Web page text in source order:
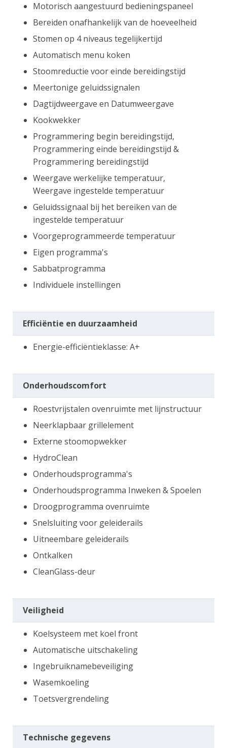
Motorisch aangestuurd bedieningspaneel
Bereiden onafhankelijk van de hoeveelheid
Stomen op 4 niveaus tegelijkertijd
Automatisch menu koken
Stoomreductie voor einde bereidingstijd
Meertonige geluidssignalen
Dagtijdweergave en Datumweergave
Kookwekker
Programmering begin bereidingstijd,
Programmering einde bereidingstijd &
Programmering bereidingstijd
Weergave werkelijke temperatuur,
Weergave ingestelde temperatuur
Geluidssignaal bij het bereiken van de
ingestelde temperatuur
Voorgeprogrammeerde temperatuur
Eigen programma's
Sabbatprogramma
Individuele instellingen
Efficiëntie en duurzaamheid
Energie-efficiëntieklasse: A+
Onderhoudscomfort
Roestvrijstalen ovenruimte met lijnstructuur
Neerklapbaar grillelement
Externe stoomopwekker
HydroClean
Onderhoudsprogramma's
Onderhoudsprogramma Inweken & Spoelen
Droogprogramma ovenruimte
Snelsluiting voor geleiderails
Uitneembare geleiderails
Ontkalken
CleanGlass-deur
Veiligheid
Koelsysteem met koel front
Automatische uitschakeling
Ingebruiknamebeveiliging
Wasemkoeling
Toetsvergrendeling
Technische gegevens